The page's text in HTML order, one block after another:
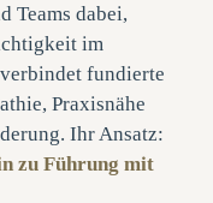
Teams dabei,
im
fundierte
Praxisnähe
Ihr Ansatz:
zu Führung mit